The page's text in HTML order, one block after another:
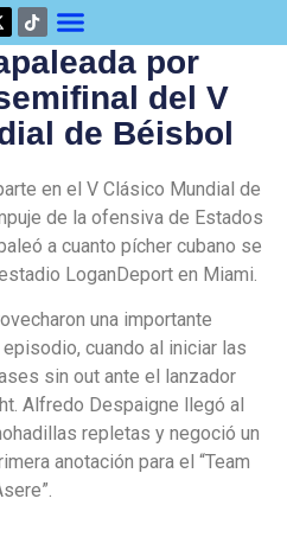
por
del V
de Béisbol
en el V Clásico Mundial de
de la ofensiva de Estados
a cuanto pícher cubano se
LoganDeport en Miami.
una importante
cuando al iniciar las
sin out ante el lanzador
Alfredo Despaigne llegó al
repletas y negoció un
anotación para el “Team